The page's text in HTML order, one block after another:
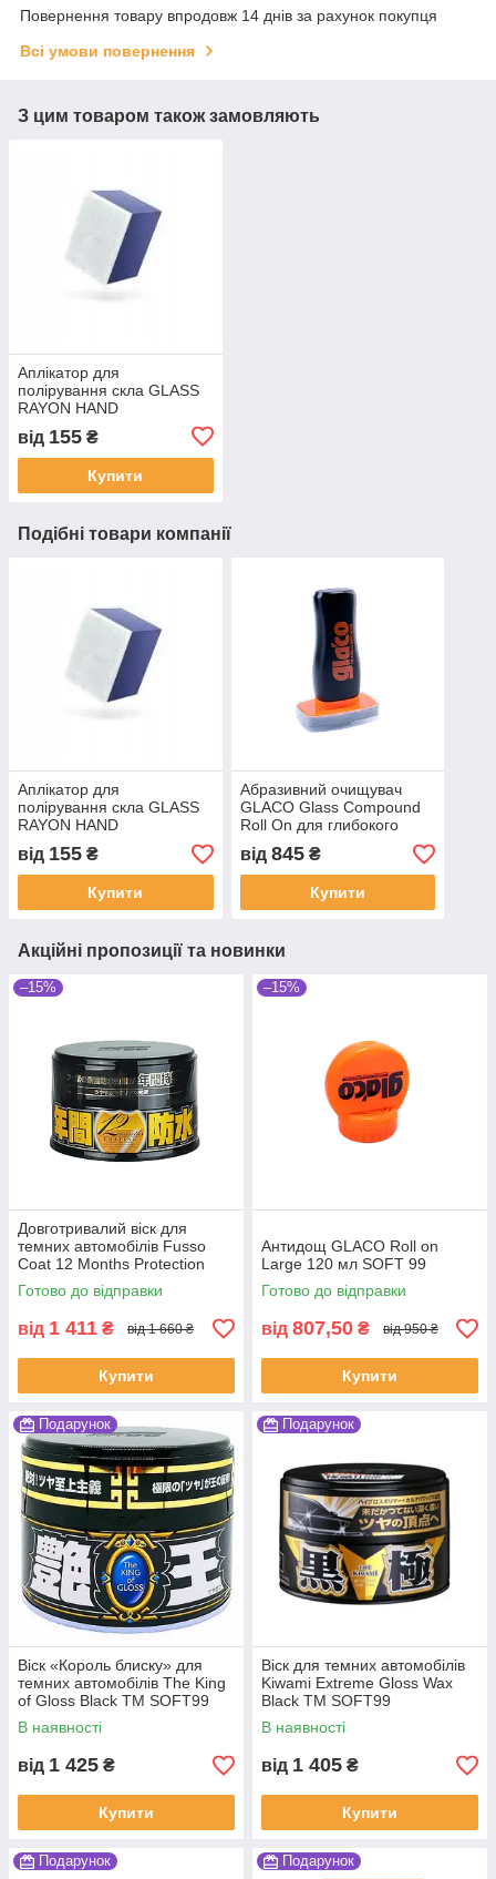
Повернення товару впродовж 14 днів за рахунок покупця
Всі умови повернення
З цим товаром також замовляють
Аплікатор для
полірування скла GLASS
RAYON HAND
від 155 ₴
Купити
Подібні товари компанії
Аплікатор для
полірування скла GLASS
RAYON HAND
APPLICATOR TONYIN
від 155 ₴
Купити
Абразивний очищувач
GLACO Glass Compound
Roll On для глибокого
очищення скла
від 845₴
Купити
Акційні пропозиції та новинки
–15%
Довготривалий віск для
темних автомобілів Fusso
Coat 12 Months Protection
Black ТМ SOFT99
Готово до відправки
від 1 411 ₴ від 1 660 ₴
Купити
–15%
Антидощ GLACO Roll on
Large 120 мл SOFT 99
Готово до відправки
від 807,50 ₴ від 950 ₴
Купити
Подарунок
Віск «Король блиску» для
темних автомобілів The King
of Gloss Black ТМ SOFT99
В наявності
від 1 425 ₴
Купити
Подарунок
Віск для темних автомобілів
Kiwami Extreme Gloss Wax
Black ТМ SOFT99
В наявності
від 1 405 ₴
Купити
Подарунок Подарунок